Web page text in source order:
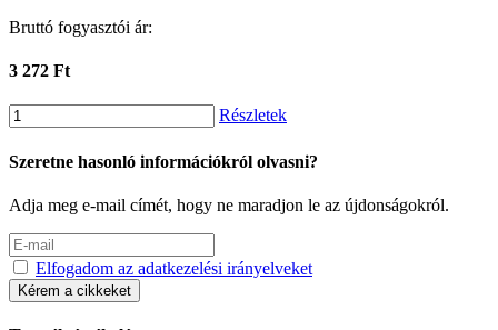
Bruttó fogyasztói ár:
3 272 Ft
Részletek
Szeretne hasonló információkról olvasni?
Adja meg e-mail címét, hogy ne maradjon le az újdonságokról.
Elfogadom az adatkezelési irányelveket
Kérem a cikkeket